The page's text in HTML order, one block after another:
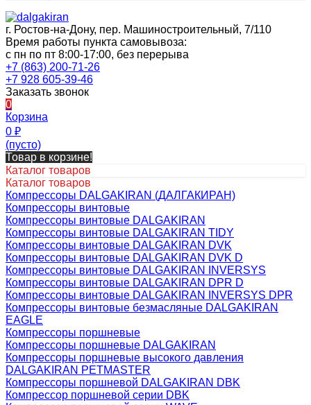
г. Ростов-на-Дону, пер. Машиностроительный, 7/110
Время работы пункта самовывоза:
с пн по пт 8:00-17:00, без перерыва
+7 (863) 200-71-26
+7 928 605-39-46
Заказать звонок
0
Корзина
0 ₽
(пусто)
Товар в корзине!
Каталог товаров
Каталог товаров
Компрессоры DALGAKIRAN (ДАЛГАКИРАН)
Компрессоры винтовые
Компрессоры винтовые DALGAKIRAN
Компрессоры винтовые DALGAKIRAN TIDY
Компрессоры винтовые DALGAKIRAN DVK
Компрессоры винтовые DALGAKIRAN DVK D
Компрессоры винтовые DALGAKIRAN INVERSYS
Компрессоры винтовые DALGAKIRAN DPR D
Компрессоры винтовые DALGAKIRAN INVERSYS DPR
Компрессоры винтовые безмасляные DALGAKIRAN
EAGLE
Компрессоры поршневые
Компрессоры поршневые DALGAKIRAN
Компрессоры поршневые высокого давления
DALGAKIRAN PETMASTER
Компрессоры поршневой DALGAKIRAN DBK
Компрессор поршневой серии DBK